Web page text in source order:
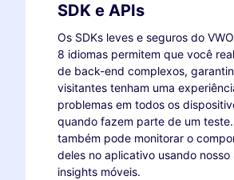
SDK e APIs
Os SDKs leves e seguros do
8 idiomas permitem que você
de back-end complexos,
visitantes tenham uma
problemas em todos os
quando fazem parte de um
também pode monitorar o
deles no aplicativo usando nosso
insights móveis.